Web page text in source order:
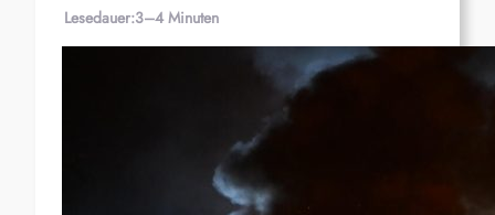
Lesedauer:3–4 Minuten